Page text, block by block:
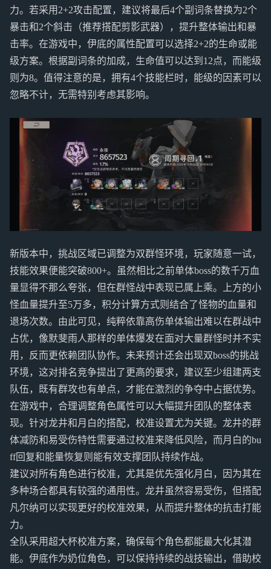
力。若采用2+2攻击配置，建议将最后4个副词条替换为2个
暴击和2个斜击（推荐搭配剪影武器），提升整体输出和暴
击率。在游戏中，伊底的属性配置可以选择2+2的生命或能
级方案。根据副词条的加成，生命值可以达到12点，而能级
则为8。值得注意的是，拥有4个技能栏时，能级的因素可以
忽略不计，无需特别考虑其影响。
新版本中，挑战区域已调整为双群怪环境，玩家随意一试，
技能效果便能突破800+。虽然相比之前单体boss的数千万血
量显得不那么夸张，但在群怪战中表现已属上乘。上方的小
怪血量提升至5万多，积分计算方式则结合了怪物的血量和
退场次数。由此可见，纯粹依靠高伤单体输出难以在群战中
占优，像默斐雨人那样的单体爆发在面对大量群怪时并不实
用，反而更依赖团队协作。未来预计还会出现双boss的挑战
环境，这对排名竞争提出了更高的要求，建议至少组建两支
队伍，既有群攻也有单点，才能在激烈的争夺中占据优势。
在游戏中，合理调整角色属性可以大幅提升团队的整体表
现。针对龙井和月白的搭配，校准设置尤为关键。龙井的群
体减防和易受伤特性需要通过校准来降低风险，而月白的bu
ff回复和能量恢复则能有效支撑团队持续作战。
建议对所有角色进行校准，尤其是优先强化月白，因为其在
多种场合都具有较强的通用性。龙井虽然容易受伤，但搭配
凡尔纳可以实现更好的校准效果，从而提升整体的抗击打能
力。
全队采用超大杯校准方案，确保每个角色都能最大化其潜
能。伊底作为奶位角色，可以保持持续的战技输出，借助校